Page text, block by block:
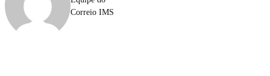
Correio IMS